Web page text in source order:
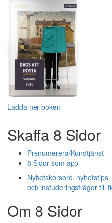
Ladda ner boken
Skaffa 8 Sidor
Prenumerera/Kundtjänst
8 Sidor som app
Nyhetskorsord, nyhetstips
och instuderingsfrågor till
Om 8 Sidor